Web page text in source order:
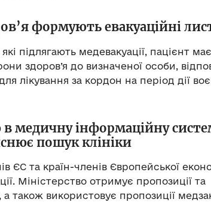
формують евакуаційні
підлягають медевакуації, пацієнт має
здоров’я до визначеної особи,
лікування за кордон на період дії
медичну інформаційну
пошук клініки
ЄС та країн-членів Європейської
Міністерство отримує пропозиції та
також використовує пропозиції